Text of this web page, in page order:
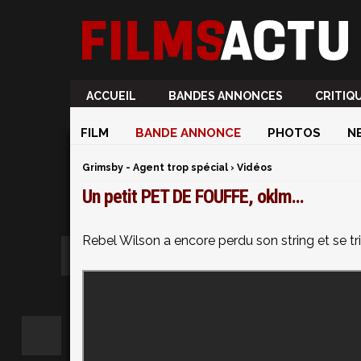
ACCUEIL BANDES ANNONCES
FILM BANDE ANNONCE PHOTOS
Grimsby - Agent trop spécial › Vidéos
Un petit PET DE FOUFFE, oklm...
Rebel Wilson a encore perdu son string et se